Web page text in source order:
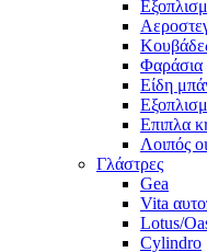
Φαράσια
Είδη
Επιπλα
Λοιπός
Γλάστρες
Gea
Vita
Lotus/
Cylindro